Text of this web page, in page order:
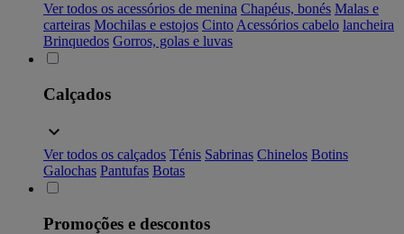
Ver todos os acessórios de menina Chapéus, bonés Malas e
carteiras Mochilas e estojos Cinto Acessórios cabelo lancheira
Brinquedos Gorros, golas e luvas
Calçados
Ver todos os calçados Ténis Sabrinas Chinelos Botins
Galochas Pantufas Botas
Promoções e descontos